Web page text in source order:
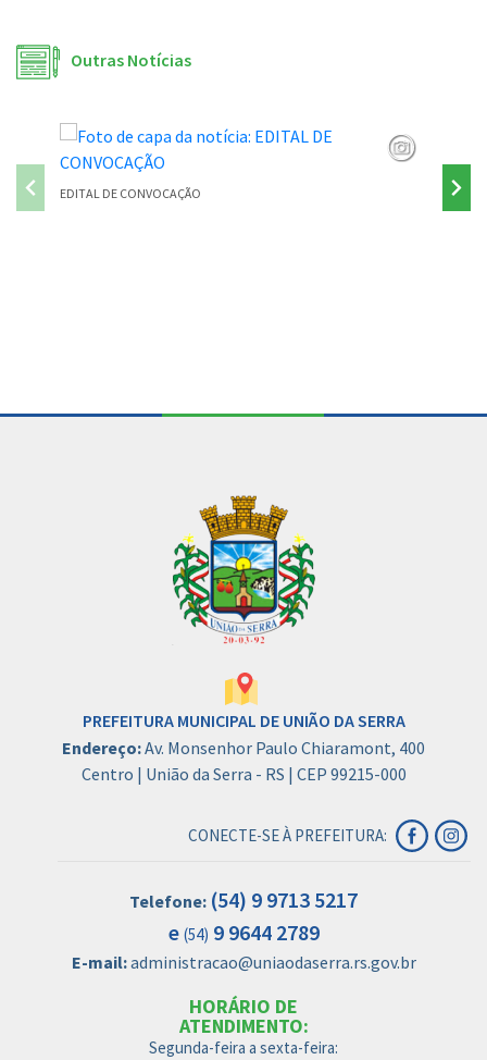
Outras Notícias
EDITAL DE CONVOCAÇÃO PONTE
PREFEITURA MUNICIPAL DE UNIÃO DA SERRA
Endereço:Av. Monsenhor Paulo Chiaramont, 400
Centro | União da Serra - RS | CEP 99215-000
CONECTE-SE À PREFEITURA:
Telefone: (54) 9 9713 5217
e (54) 9 9644 2789
E-mail:administracao@uniaodaserra.rs.gov.br
HORÁRIO DE
ATENDIMENTO:
Segunda-feira a sexta-feira: